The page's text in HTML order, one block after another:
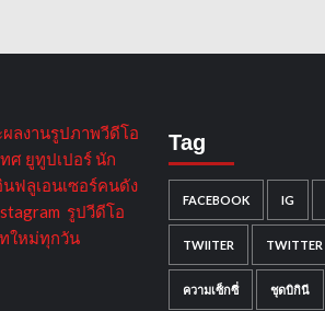
ลงานรูปภาพวีดีโอ
ศ ยูทูปเปอร์ นัก
นฟลูเอนเซอร์คนดัง
รูปวีดีโอ
ใหม่ทุกวัน
Tag
FACEBOOK IG
TWIITER TWITTER
ความเซ็กซี่ ชุดบิกินี